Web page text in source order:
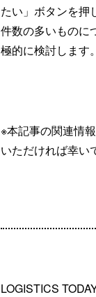
たい」ボタンを押
件数の多いものに
極的に検討します。
※本記事の関連情
いただければ幸い
LOGISTICS